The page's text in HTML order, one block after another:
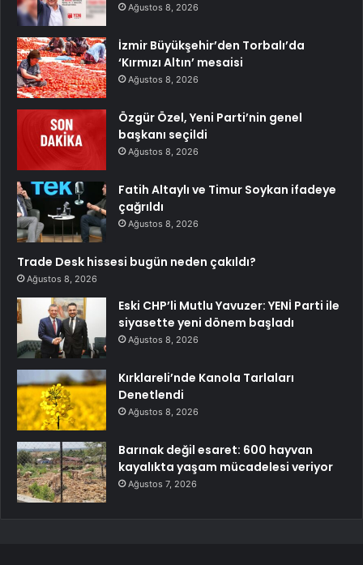
Ağustos 8, 2026
İzmir Büyükşehir’den Torbalı’da
‘Kırmızı Altın’ mesaisi
Ağustos 8, 2026
Özgür Özel, Yeni Parti’nin genel
başkanı seçildi
Ağustos 8, 2026
Fatih Altaylı ve Timur Soykan ifadeye
çağrıldı
Ağustos 8, 2026
Trade Desk hissesi bugün neden çakıldı?
Ağustos 8, 2026
Eski CHP’li Mutlu Yavuzer: YENİ Parti ile
siyasette yeni dönem başladı
Ağustos 8, 2026
Kırklareli’nde Kanola Tarlaları
Denetlendi
Ağustos 8, 2026
Barınak değil esaret: 600 hayvan
kayalıkta yaşam mücadelesi veriyor
Ağustos 7, 2026